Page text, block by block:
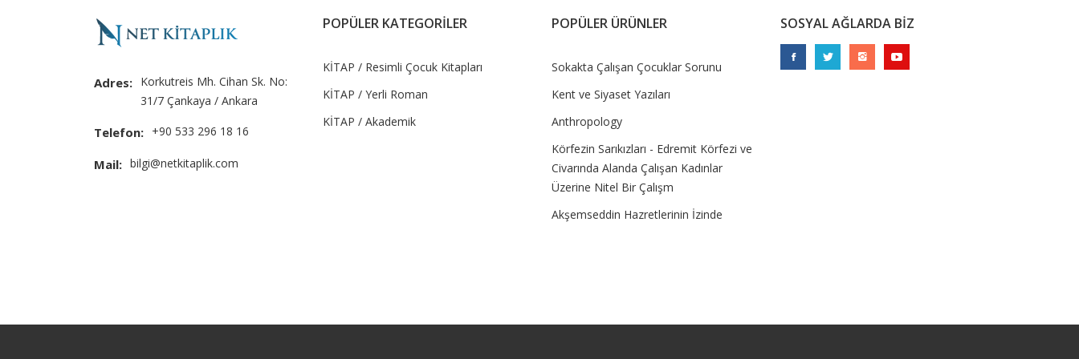
Adres: Korkutreis Mh. Cihan Sk. No:
31/7 Çankaya / Ankara
Telefon: +90 533 296 18 16
Mail: bilgi@netkitaplik.com
POPÜLER KATEGORİLER
KİTAP / Resimli Çocuk Kitapları
KİTAP / Yerli Roman
KİTAP / Akademik
POPÜLER ÜRÜNLER
Sokakta Çalışan Çocuklar Sorunu
Kent ve Siyaset Yazıları
Anthropology
Körfezin Sarıkızları - Edremit Körfezi ve
Civarında Alanda Çalışan Kadınlar
Üzerine Nitel Bir Çalışm
Akşemseddin Hazretlerinin İzinde
SOSYAL AĞLARDA BİZ